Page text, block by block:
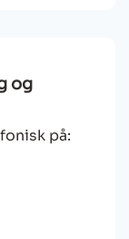
og
på: